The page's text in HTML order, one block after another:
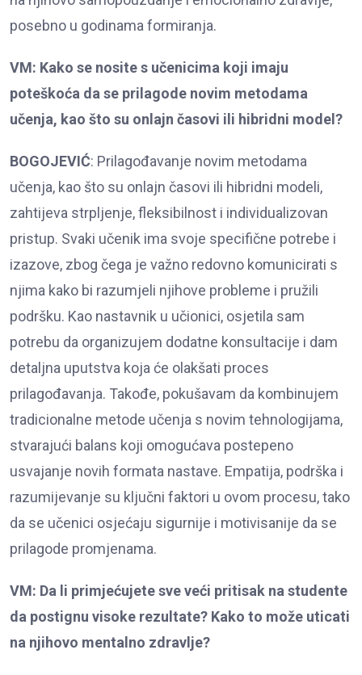
posebno u godinama formiranja.
VM: Kako se nosite s učenicima koji imaju
poteškoća da se prilagode novim metodama
učenja, kao što su onlajn časovi ili hibridni model?
BOGOJEVIĆ: Prilagođavanje novim metodama
učenja, kao što su onlajn časovi ili hibridni modeli,
zahtijeva strpljenje, fleksibilnost i individualizovan
pristup. Svaki učenik ima svoje specifične potrebe i
izazove, zbog čega je važno redovno komunicirati s
njima kako bi razumjeli njihove probleme i pružili
podršku. Kao nastavnik u učionici, osjetila sam
potrebu da organizujem dodatne konsultacije i dam
detaljna uputstva koja će olakšati proces
prilagođavanja. Takođe, pokušavam da kombinujem
tradicionalne metode učenja s novim tehnologijama,
stvarajući balans koji omogućava postepeno
usvajanje novih formata nastave. Empatija, podrška i
razumijevanje su ključni faktori u ovom procesu, tako
da se učenici osjećaju sigurnije i motivisanije da se
prilagode promjenama.
VM: Da li primjećujete sve veći pritisak na studente
da postignu visoke rezultate? Kako to može uticati
na njihovo mentalno zdravlje?